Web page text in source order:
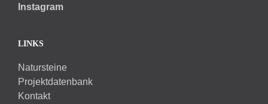
Instagram
LINKS
Natursteine
Projektdatenbank
Kontakt